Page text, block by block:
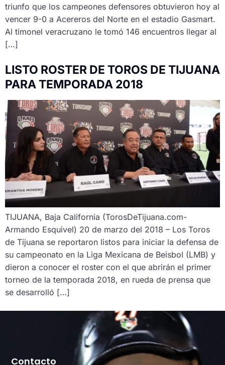
triunfo que los campeones defensores obtuvieron hoy al
vencer 9-0 a Acereros del Norte en el estadio Gasmart.
Al timonel veracruzano le tomó 146 encuentros llegar al
[…]
LISTO ROSTER DE TOROS DE TIJUANA
PARA TEMPORADA 2018
TIJUANA, Baja California (TorosDeTijuana.com-
Armando Esquivel) 20 de marzo del 2018 – Los Toros
de Tijuana se reportaron listos para iniciar la defensa de
su campeonato en la Liga Mexicana de Beisbol (LMB) y
dieron a conocer el roster con el que abrirán el primer
torneo de la temporada 2018, en rueda de prensa que
se desarrolló […]
Contacto